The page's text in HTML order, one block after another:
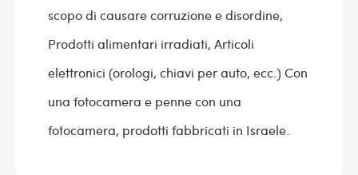
scopo di causare corruzione e disordine,
Prodotti alimentari irradiati, Articoli
elettronici (orologi, chiavi per auto, ecc.) Con
una fotocamera e penne con una
fotocamera, prodotti fabbricati in Israele.